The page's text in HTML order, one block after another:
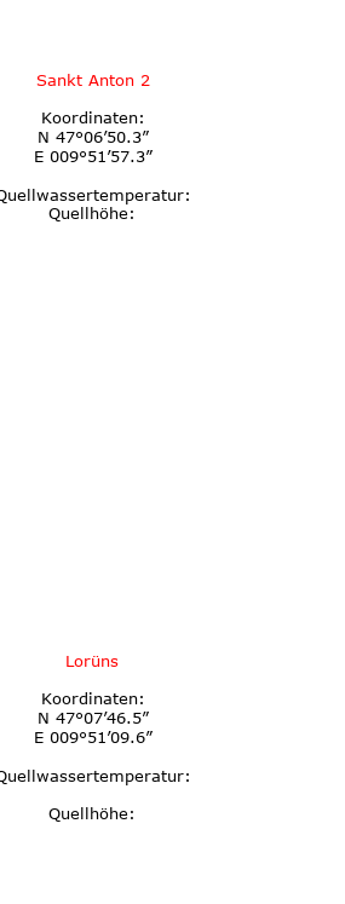
Sankt Anton 2
Koordinaten:
N 47°06’50.3”
E 009°51’57.3”
Quellhöhe:
Lorüns
Koordinaten:
N 47°07’46.5”
E 009°51’09.6”
Quellhöhe: